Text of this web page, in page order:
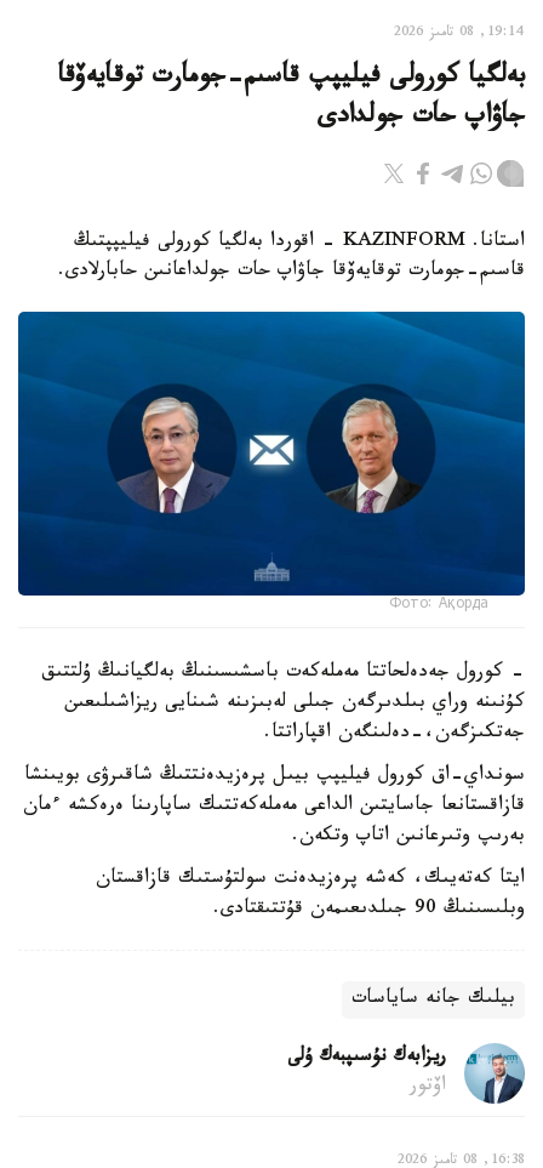
19:14, 08 تامىز 2026
بەلگيا كورولى فيليپپ قاسىم-جومارت توقايەۆقا
جاۋاپ حات جولدادى
استانا. KAZINFORM - اقوردا بەلگيا كورولى فيليپپتىڭ
قاسىم-جومارت توقايەۆقا جاۋاپ حات جولداعانىن حابارلادى.
Фото: Ақорда
- كورول جەدەلحاتتا مەملەكەت باسشىسىنىڭ بەلگيانىڭ ۇلتتىق
كۇنىنە وراي بىلدىرگەن جىلى لەبىزىنە شىنايى ريزاشىلىعىن
جەتكىزگەن،-دەلىنگەن اقپاراتتا.
سونداي-اق كورول فيليپپ بيىل پرەزيدەنتتىڭ شاقىرۋى بويىنشا
قازاقستانعا جاسايتىن الداعى مەملەكەتتىك ساپارىنا ەرەكشە ءمان
بەرىپ وتىرعانىن اتاپ وتكەن.
ايتا كەتەيىك، كەشە پرەزيدەنت سولتۇستىك قازاقستان
وبلىسىنىڭ 90 جىلدىعىمەن قۇتتىقتادى.
بيلىك جانە ساياسات
ريزابەك نۇسىپبەك ۇلى
اۆتور
16:38, 08 تامىز 2026